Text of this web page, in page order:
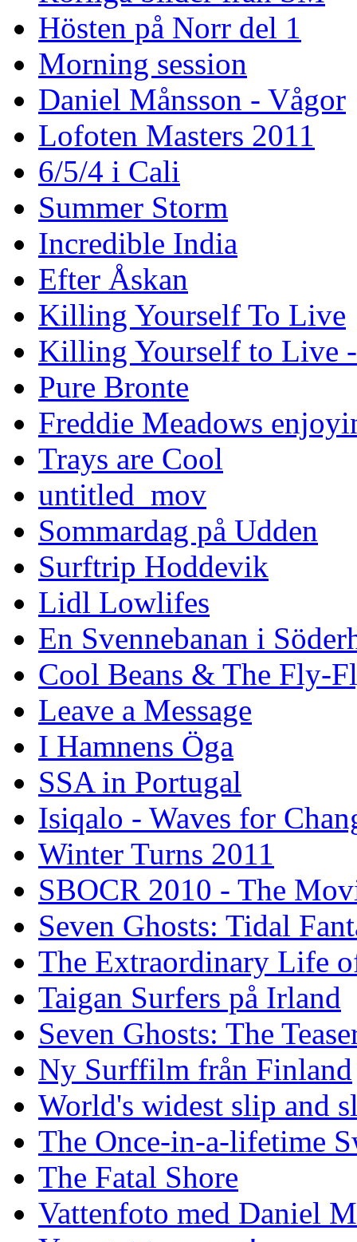
Hösten på Norr del 1
Morning session
Daniel Månsson - Vågor
Lofoten Masters 2011
6/5/4 i Cali
Summer Storm
Incredible India
Efter Åskan
Killing Yourself To Live
Killing Yourself to Live -
Pure Bronte
Freddie Meadows
Trays are Cool
untitled_mov
Sommardag på Udden
Surftrip Hoddevik
Lidl Lowlifes
En Svennebanan i
Cool Beans & The Fly-
Leave a Message
I Hamnens Öga
SSA in Portugal
Isiqalo - Waves for
Winter Turns 2011
SBOCR 2010 - The
Seven Ghosts: Tidal
The Extraordinary Life
Taigan Surfers på Irland
Seven Ghosts: The
Ny Surffilm från Finland
World's widest slip and
The Once-in-a-lifetime
The Fatal Shore
Vattenfoto med Daniel